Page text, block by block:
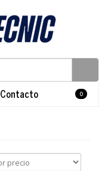
Contacto 0